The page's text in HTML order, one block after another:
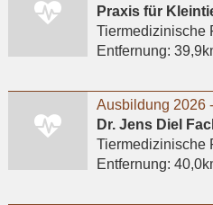
Praxis für
Tiermedizinische
Entfernung:
Dr. Jens Diel
Tiermedizinische
Entfernung: